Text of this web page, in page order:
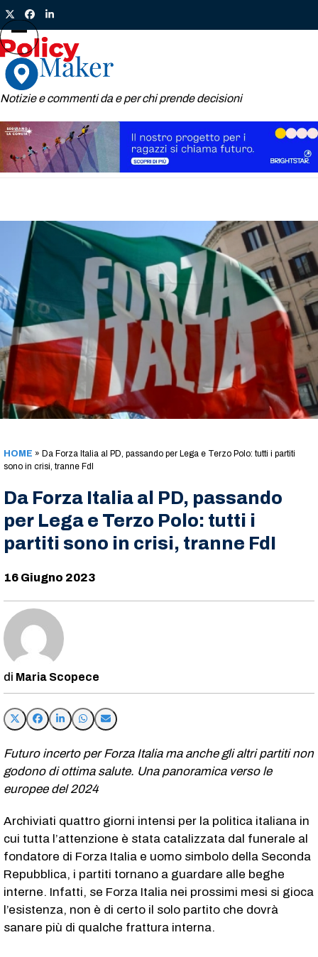
Skip
to
content
TwitterFacebook
LinkedIn
Notizie e commenti da e per chi prende decisioni
Open
mobile
menu
Close
mobile
menu
HOME » Da Forza Italia al PD, passando per Lega e Terzo Polo: tutti i partiti
sono in crisi, tranne FdI
Da Forza Italia al PD, passando
per Lega e Terzo Polo: tutti i
partiti sono in crisi, tranne FdI
16 Giugno 2023
Maria Scopece
Futuro incerto per Forza Italia ma anche gli altri partiti non
godono di ottima salute. Una panoramica verso le
europee del 2024
Archiviati quattro giorni intensi per la politica italiana in
cui tutta l’attenzione è stata catalizzata dal funerale al
fondatore di Forza Italia e uomo simbolo della Seconda
Repubblica, i partiti tornano a guardare alle beghe
interne. Infatti, se Forza Italia nei prossimi mesi si gioca
l’esistenza, non è di certo il solo partito che dovrà
sanare più di qualche frattura interna.